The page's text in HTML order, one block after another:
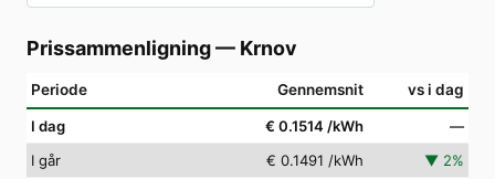
Prissammenligning— Krnov
Periode Gennemsnit vs i dag
I dag € 0.1514 /kWh
—
I går
€ 0.1491 /kWh ▼ 2%